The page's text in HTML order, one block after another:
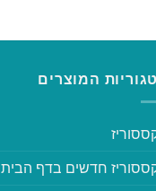
המוצרים
חדשים בדף הבית